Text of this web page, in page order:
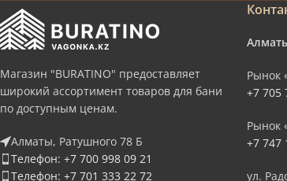
Магазин "BURATINO" предоставляет
широкий ассортимент товаров для бани
по доступным ценам.
Алматы, Ратушного 78 Б
Телефон: +7 700 998 09 21
Телефон: +7 701 333 22 72
Рынок
+7 705
Рынок
+7 747
ул.